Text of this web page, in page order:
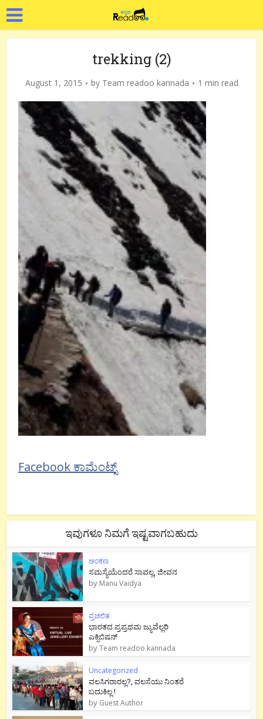
trekking (2)
August 1, 2015 by Team readoo kannada 1 min read
Facebook ಕಾಮೆಂಟ್ಸ್
ಇವುಗಳೂ ನಿಮಗೆ ಇಷ್ಟವಾಗಬಹುದು
ಅಂಕಣ
ಸಮಸ್ಯೆಯೆಂದರೆ ಸಾವಲ್ಲ, ಜೀವನ
by Manu Vaidya
ಪ್ರಚಲಿತ
ಭಾರತದ ಪ್ರಪ್ರಥಮ ಜ್ಯುವೆಲ್ಲರಿ
ಎಕ್ಸಿಬಿಷನ್
byTeam readoo kannada
Uncategorized
ವಲಸಿಗರಾರಲ್ಲ?, ವಲಸೆಯು ನಿಂತರೆ
ಬದುಕಿಲ್ಲ !
by Guest Author